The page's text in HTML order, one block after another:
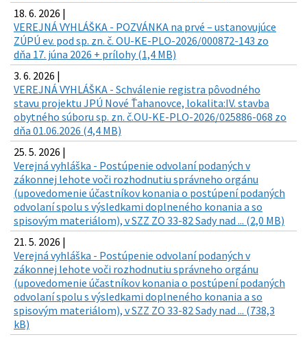
18. 6. 2026 |
VEREJNÁ VYHLÁŠKA - POZVÁNKA na prvé – ustanovujúce
ZÚPÚ ev. pod sp. zn. č. OU-KE-PLO-2026/000872-143 zo
dňa 17. júna 2026 + prílohy (1,4 MB)
3. 6. 2026 |
VEREJNÁ VYHLÁŠKA - Schválenie registra pôvodného
stavu projektu JPÚ Nové Ťahanovce, lokalita:IV. stavba
obytného súboru sp. zn. č.OU-KE-PLO-2026/025886-068 zo
dňa 01.06.2026 (4,4 MB)
25. 5. 2026 |
Verejná vyhláška - Postúpenie odvolaní podaných v
zákonnej lehote voči rozhodnutiu správneho orgánu
(upovedomenie účastníkov konania o postúpení podaných
odvolaní spolu s výsledkami doplneného konania a so
spisovým materiálom), v SZZ ZO 33-82 Sady nad ... (2,0 MB)
21. 5. 2026 |
Verejná vyhláška - Postúpenie odvolaní podaných v
zákonnej lehote voči rozhodnutiu správneho orgánu
(upovedomenie účastníkov konania o postúpení podaných
odvolaní spolu s výsledkami doplneného konania a so
spisovým materiálom), v SZZ ZO 33-82 Sady nad ... (738,3
kB)